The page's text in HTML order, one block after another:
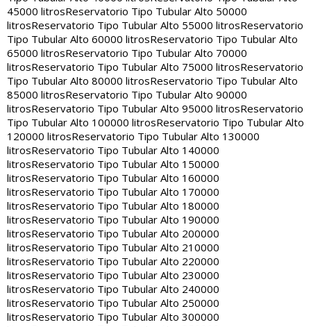
45000 litrosReservatorio Tipo Tubular Alto 50000
litrosReservatorio Tipo Tubular Alto 55000 litrosReservatorio
Tipo Tubular Alto 60000 litrosReservatorio Tipo Tubular Alto
65000 litrosReservatorio Tipo Tubular Alto 70000
litrosReservatorio Tipo Tubular Alto 75000 litrosReservatorio
Tipo Tubular Alto 80000 litrosReservatorio Tipo Tubular Alto
85000 litrosReservatorio Tipo Tubular Alto 90000
litrosReservatorio Tipo Tubular Alto 95000 litrosReservatorio
Tipo Tubular Alto 100000 litrosReservatorio Tipo Tubular Alto
120000 litrosReservatorio Tipo Tubular Alto 130000
litrosReservatorio Tipo Tubular Alto 140000
litrosReservatorio Tipo Tubular Alto 150000
litrosReservatorio Tipo Tubular Alto 160000
litrosReservatorio Tipo Tubular Alto 170000
litrosReservatorio Tipo Tubular Alto 180000
litrosReservatorio Tipo Tubular Alto 190000
litrosReservatorio Tipo Tubular Alto 200000
litrosReservatorio Tipo Tubular Alto 210000
litrosReservatorio Tipo Tubular Alto 220000
litrosReservatorio Tipo Tubular Alto 230000
litrosReservatorio Tipo Tubular Alto 240000
litrosReservatorio Tipo Tubular Alto 250000
litrosReservatorio Tipo Tubular Alto 300000